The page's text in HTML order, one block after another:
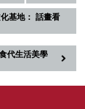
基地： 話畫看
代生活美學